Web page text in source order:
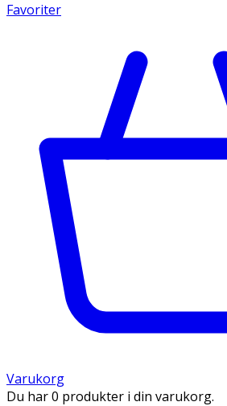
Favoriter
Varukorg
Du har 0 produkter i din varukorg.